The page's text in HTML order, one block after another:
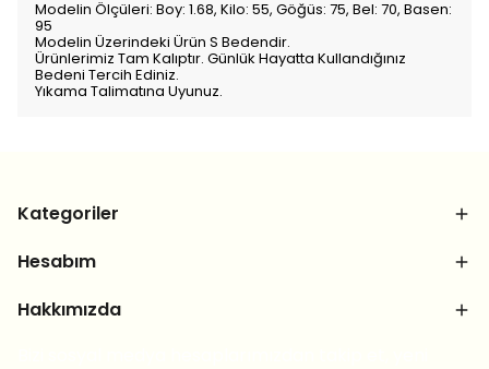
Modelin Ölçüleri: Boy: 1.68, Kilo: 55, Göğüs: 75, Bel: 70, Basen:
95
Modelin Üzerindeki Ürün S Bedendir.
Ürünlerimiz Tam Kalıptır. Günlük Hayatta Kullandığınız
Bedeni Tercih Ediniz.
Yıkama Talimatına Uyunuz.
Kategoriler
Hesabım
Hakkımızda